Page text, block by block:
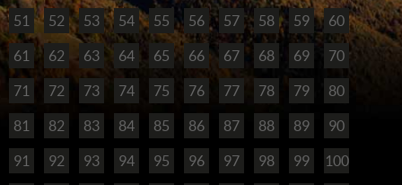
51 52 53 54 55 56 57 58 59 60
61 62 63 64 65 66 67 68 69 70
71 72 73 74 75 76 77 78 79 80
81 82 83 84 85 86 87 88 89 90
91 92 93 94 95 96 97 98 99 100